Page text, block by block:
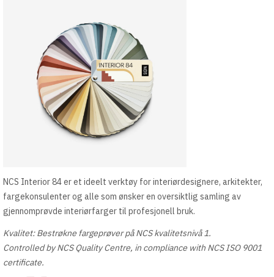
NCS Interior 84 er et ideelt verktøy for interiørdesignere, arkitekter,
fargekonsulenter og alle som ønsker en oversiktlig samling av
gjennomprøvde interiørfarger til profesjonell bruk.
Kvalitet: Bestrøkne fargeprøver på NCS kvalitetsnivå 1.
Controlled by NCS Quality Centre, in compliance with NCS ISO 9001
certificate.